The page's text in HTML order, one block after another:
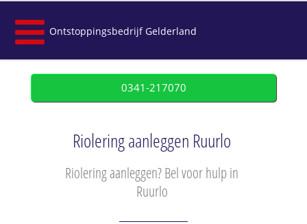
Ontstoppingsbedrijf Gelderland
0341-217070
Riolering aanleggen Ruurlo
Riolering aanleggen? Bel voor hulp in
Ruurlo